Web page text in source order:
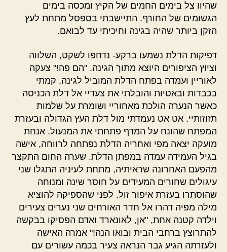
שהיוו צל בימים החמים של הקיץ ומכסה בימים
הגשומים של החורף. התיישבתי בספסל מתחת לעץ
הזקן ביותר שהיה בגינה וחיכיתי עד לבואם.
דפיקות הדלת נשמעו ברקע- נדחפו לשקט, השלווה
וציוץ הציפורים היוצא מתוך הגינה. "הם פה!" צעקה
לאוריין ועמדה בפתח הדלת המוביל לגינה, קמתי
בכבדות ובאטיות והובלתי את צעדיי אל דלת הכניסה
כאשר הנערה הולכת מאחוריי ושומרת על שלמות
תזוזותיי. אט אט נעמדתי מול דלת העץ הגדולה ובעזרת
המפתח שהונח על המדף פתחתי את המנעול. אנחת
מועקה יצאה מפי ואחריה הדלת נפתחה לרווחה, אישה
בגיל העמידה עמדה במפתן הדלת. שערה החום התקצר
מהפעם האחרונה שראיתיה, מתחת לעיניה התגלו שני
עיגולים שחורים המעידים על חוסר שינה ומנוחה
שהוסתרו בעזרת איפור זול. לפני שהספיקה להוציא
מילה מפיה דהרו אל חדר האורחים שני נערים צעירים
וילדה קטנה אחת, "אן, לאונארד ואדם הפסיקו בבקשה
להתרוצץ ברחבי הבית ובואו הנה!" אמרה האישה
ולעזרתה הגיע גבר הנראה צעיר בכמה עשורים עם